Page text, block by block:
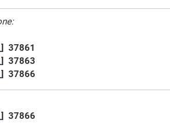
] 37861
] 37863
] 37866
] 37866